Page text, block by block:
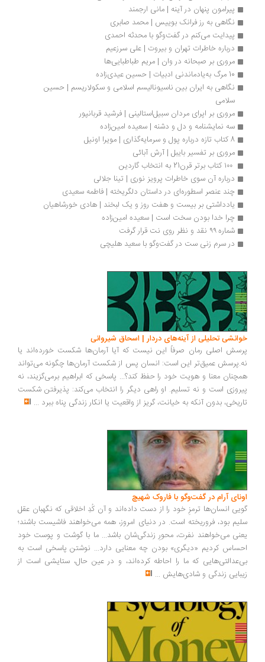
پیرامون پنهان در آینه | مانی ارجمند
نگاهی به رز فرانک بوییس | محمد صابری
پیدایت می‌کنم در گفت‌وگو با محدثه احمدی
درباره خاطرات تهران و بیروت | علی سرزعیم
مروری بر صبحانه در وان | مریم طباطبایی‌ها
مروری بر اپرای مردان سبیل‌استالینی | فرشید قربانپور
سه نمایشنامه‌ و دل و دشنه | سعیده امین‌زاده
مروری بر تفسیر بایبل | آرش آبائی
درباره آن سوی خاطرات پرویز نوری | تینا جلالی
چند عنصر اسطوره‌ای در داستان دلگریخته | فاطمه سعیدی
یادداشتی بر بیست و هفت روز و یک لبخند | هادی خورشاهیان
چرا خدا بودن سخت است | سعیده امین‌زاده
شماره ۹۹ نقد و نظر روی نت قرار گرفت
در سرم زنی ست در گفت‌وگو با سعید هلیچی
تحلیلی از آینه‌های دردار | اسحاق شیروانی
اصلی رمان صرفاً این نیست که آیا آرمان‌ها شکست خورده‌اند یا
عمیق‌تر این است: انسان پس از شکست آرمان‌ها چگونه می‌تواند
معنا و هویت خود را حفظ کند؟... پاسخی که ابراهیم برمی‌گزیند، نه
است و نه تسلیم. او راهی دیگر را انتخاب می‌کند: پذیرفتن شکست
بدون آنکه به خیانت، گریز از واقعیت یا انکار زندگی پناه ببرد...
آرام در گفت‌وگو با فاروک شهیچ‭
انسان‌ها ترمزِ خود را از دست داده‌اند و آن کُدِ اخلاقی که نگهبان عقل
بود، فروریخته است. در دنیای امروز، همه می‌خواهند فاشیست باشند؛
می‌خواهند نفرت، محورِ زندگی‌شان باشد... ما با گوشت و پوست خود
کردیم «دیگری» بودن چه معنایی دارد... نوشتن پاسخی است به
که ما را احاطه کرده‌اند، و در عین حال، ستایشی است از
زندگی و شادی‌هایش...